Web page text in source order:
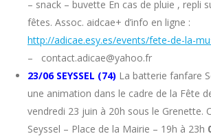
– snack – buvette En cas de pluie , repli
fêtes. Assoc. aidcae+ d’info en ligne :
http://adicae.esy.es/events/fete-de-la-
– contact.adicae@yahoo.fr
23/06 SEYSSEL (74) La batterie fanfare
une animation dans le cadre de la Fête
vendredi 23 juin à 20h sous le Grenette.
Seyssel – Place de la Mairie – 19h à 23h